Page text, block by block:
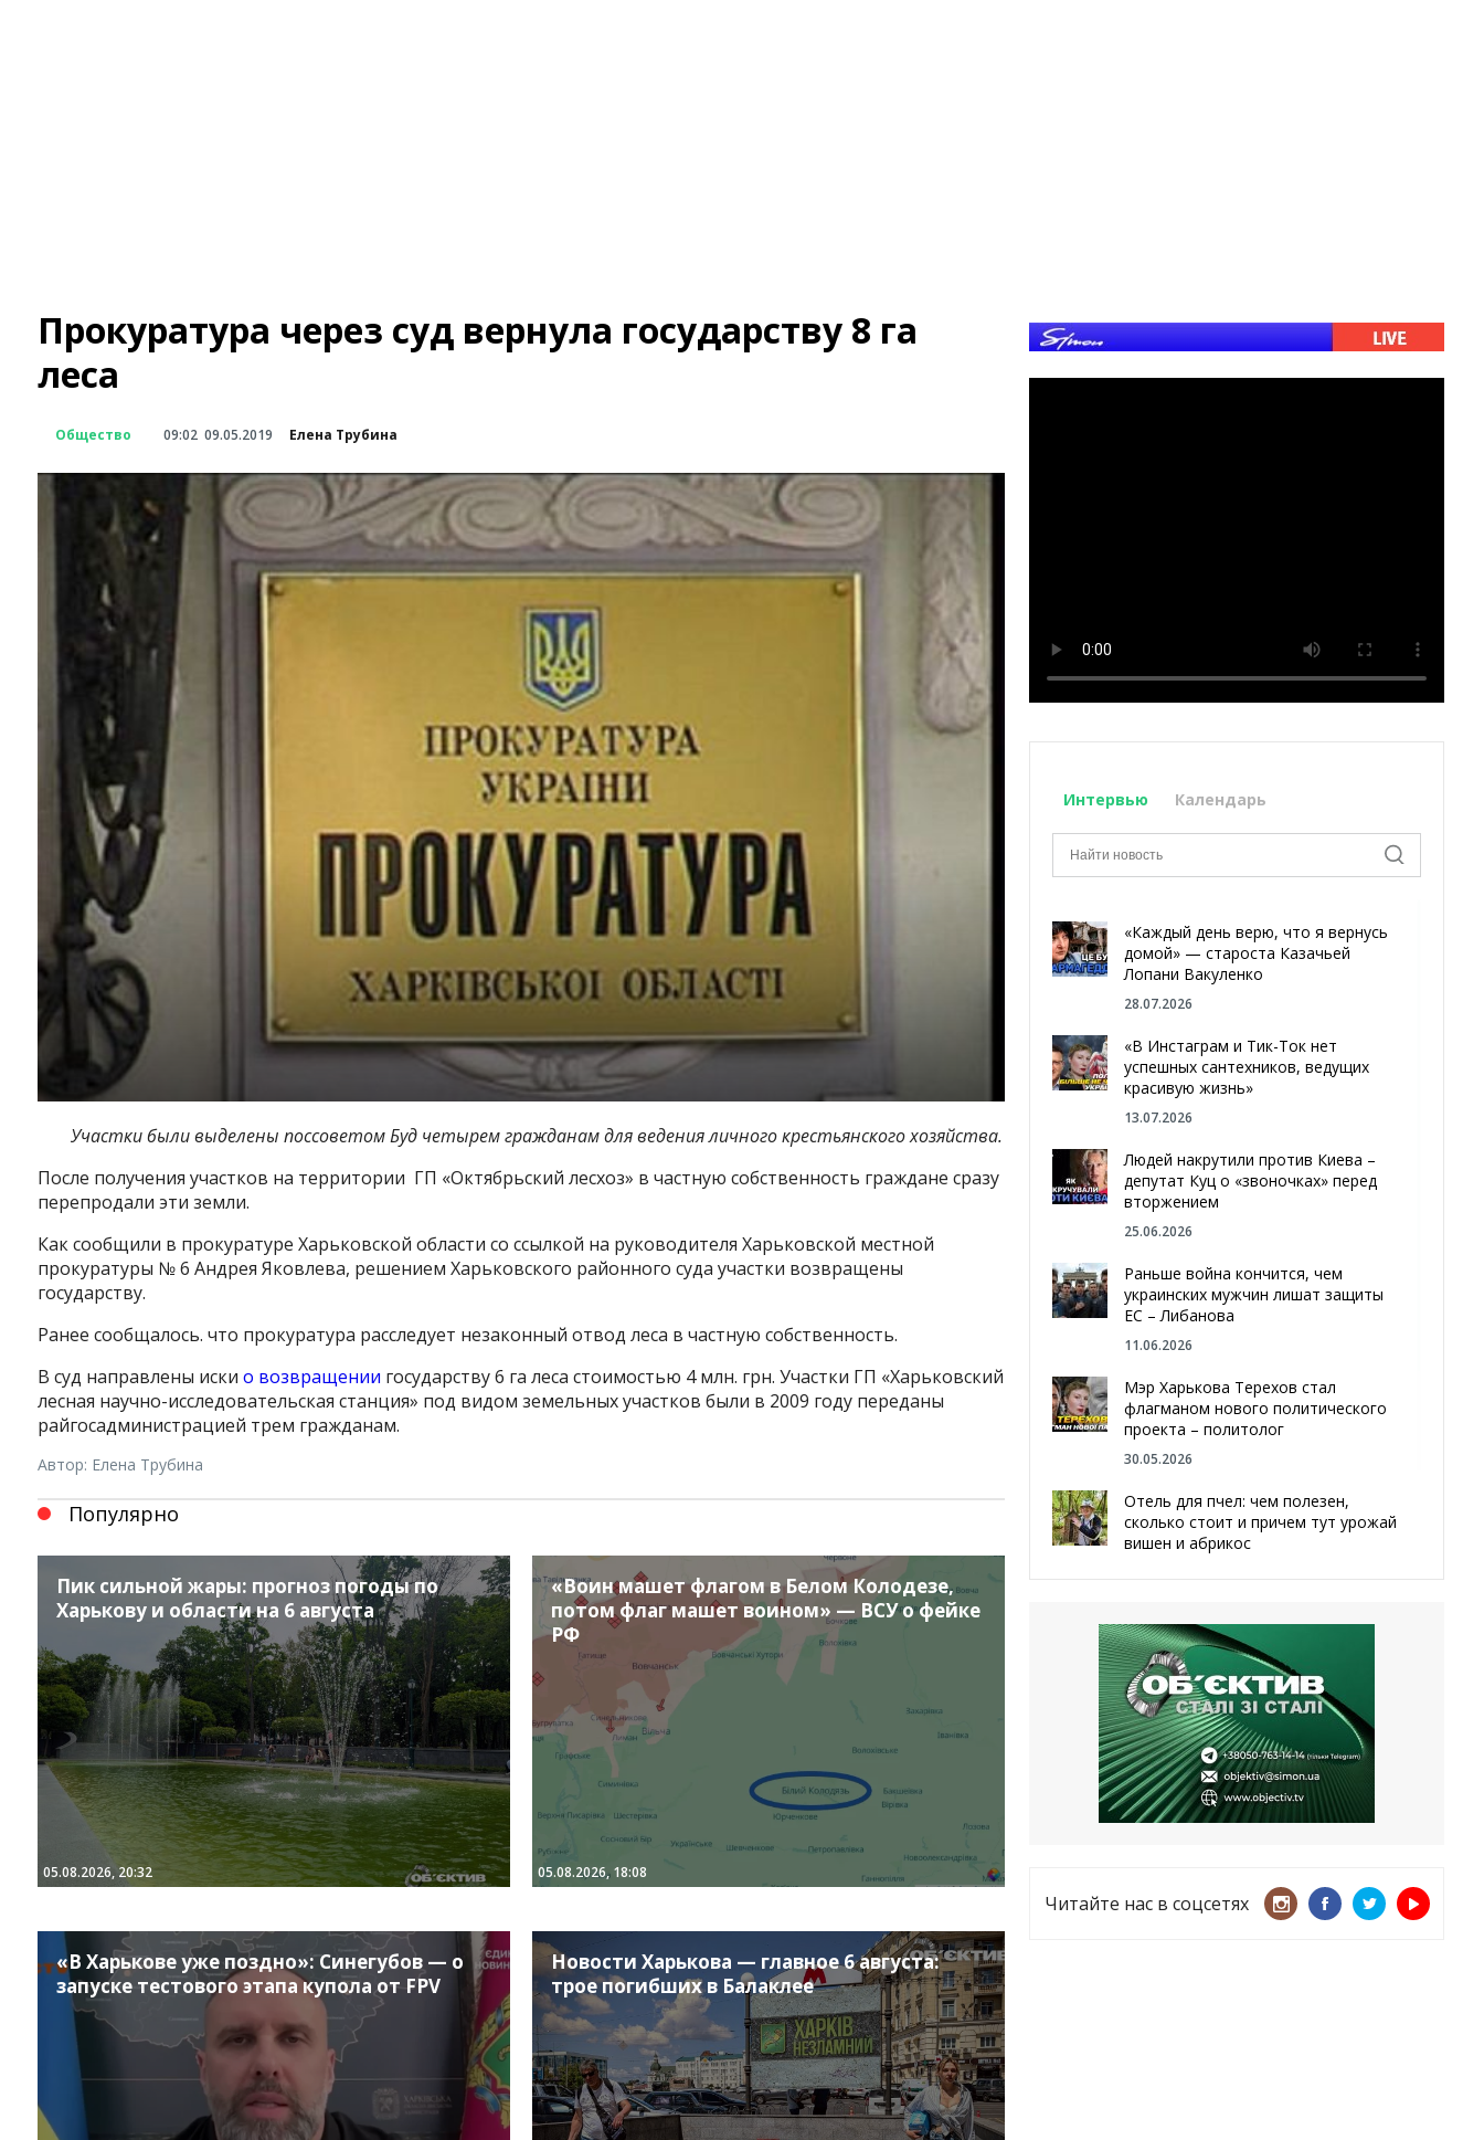
Прокуратура через суд вернула государству 8 га
леса
Общество 09:02 09.05.2019 Елена Трубина
Участки были выделены поссоветом Буд четырем гражданамдля ведения личного крестьянского хозяйства.
После получения участков на территории ГП «Октябрьский лесхоз» в частную собственность граждане сразу
перепродали эти земли.
Как сообщили в прокуратуре Харьковской области со ссылкой на руководителя Харьковской местной
прокуратуры № 6 Андрея Яковлева, решением Харьковского районного суда участки возвращены
государству.
Ранее сообщалось. что прокуратура расследует незаконный отвод леса в частную собственность.
В суд направлены иски о возвращении государству 6 га леса стоимостью 4 млн. грн. Участки ГП «Харьковский
лесная научно-исследовательская станция» под видом земельных участков были в 2009 году переданы
райгосадминистрацией трем гражданам.
Автор: Елена Трубина
Популярно
Пик сильной жары: прогноз погоды по
Харькову и области на 6 августа
05.08.2026, 20:32
«Воин машет флагом в Белом Колодезе,
потом флаг машет воином» — ВСУ о фейке
РФ
05.08.2026, 18:08
«В Харькове уже поздно»: Синегубов — о
запуске тестового этапа купола от FPV
Новости Харькова — главное 6 августа:
трое погибших в Балаклее
Интервью Календарь
«Каждый день верю, что я вернусь
домой» — староста Казачьей
Лопани Вакуленко
28.07.2026
«В Инстаграм и Тик-Ток нет
успешных сантехников, ведущих
красивую жизнь»
13.07.2026
Людей накрутили против Киева –
депутат Куц о «звоночках» перед
вторжением
25.06.2026
Раньше война кончится, чем
украинских мужчин лишат защиты
ЕС – Либанова
11.06.2026
Мэр Харькова Терехов стал
флагманом нового политического
проекта – политолог
30.05.2026
Отель для пчел: чем полезен,
сколько стоит и причем тут урожай
вишен и абрикос
Чугуева, города, который устоял,
несмотря ни на что
21.05.2026
«ТЦК нарушает закон? Пусть
платят!» Как благодаря штрафу
женщину сняли с учета
15.05.2026
Читайте нас в соцсетях